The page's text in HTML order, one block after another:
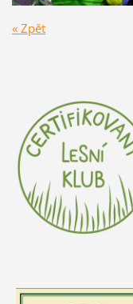
« Zpět